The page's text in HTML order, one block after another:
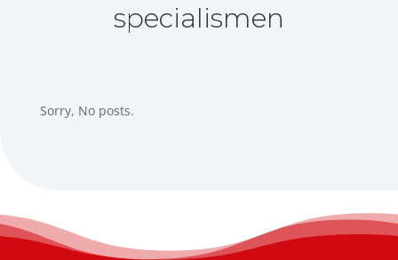
specialismen
Sorry, No posts.